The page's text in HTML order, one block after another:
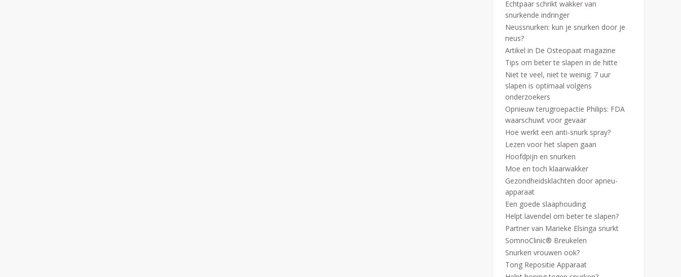
Echtpaar schrikt wakker van
snurkende indringer
Neussnurken: kun je snurken door je
neus?
Artikel in De Osteopaat magazine
Tips om beter te slapen in de hitte
Niet te veel, niet te weinig: 7 uur
slapen is optimaal volgens
onderzoekers
Opnieuw terugroepactie Philips: FDA
waarschuwt voor gevaar
Hoe werkt een anti-snurk spray?
Lezen voor het slapen gaan
Hoofdpijn en snurken
Moe en toch klaarwakker
Gezondheidsklachten door apneu-
apparaat
Een goede slaaphouding
Helpt lavendel om beter te slapen?
Partner van Marieke Elsinga snurkt
SomnoClinic® Breukelen
Snurken vrouwen ook?
Tong Repositie Apparaat